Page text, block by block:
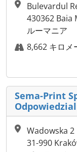
Bulevardul
430362 Baia
ルーマニア
8,662 キロメ
Sema-Print
Wadowska 2
31-990